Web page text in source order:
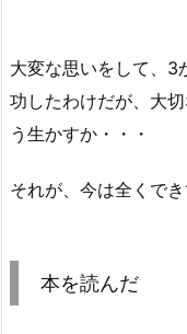
大変な思いをして、3
功したわけだが、大
う生かすか・・・
それが、今は全くでき
本を読んだ